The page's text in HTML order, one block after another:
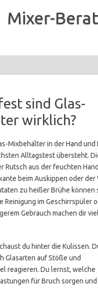
Mixer-
sind Glas-
wirklich?
Mixbehälter in der Hand und
Alltagstest übersteht.
Rutsch aus der feuchten
beim Auskippen oder der
zu heißer Brühe können
Reinigung im Geschirrspüler
Gebrauch machen dir
du hinter die Kulissen.
Glasarten auf Stöße und
reagieren. Du lernst, welche
für Bruch sorgen